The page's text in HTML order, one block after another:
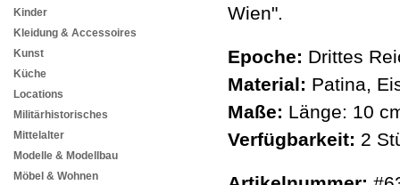
Kinder
Kleidung & Accessoires
Kunst
Küche
Locations
Militärhistorisches
Mittelalter
Modelle & Modellbau
Möbel & Wohnen
Wien".
Epoche: Drittes
Material: Patina,
Maße: Länge: 10
Verfügbarkeit: 2